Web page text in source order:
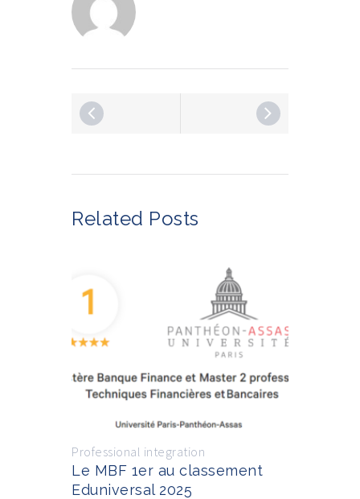
Related Posts
Professional integration
Le MBF 1er au classement
Eduniversal 2025